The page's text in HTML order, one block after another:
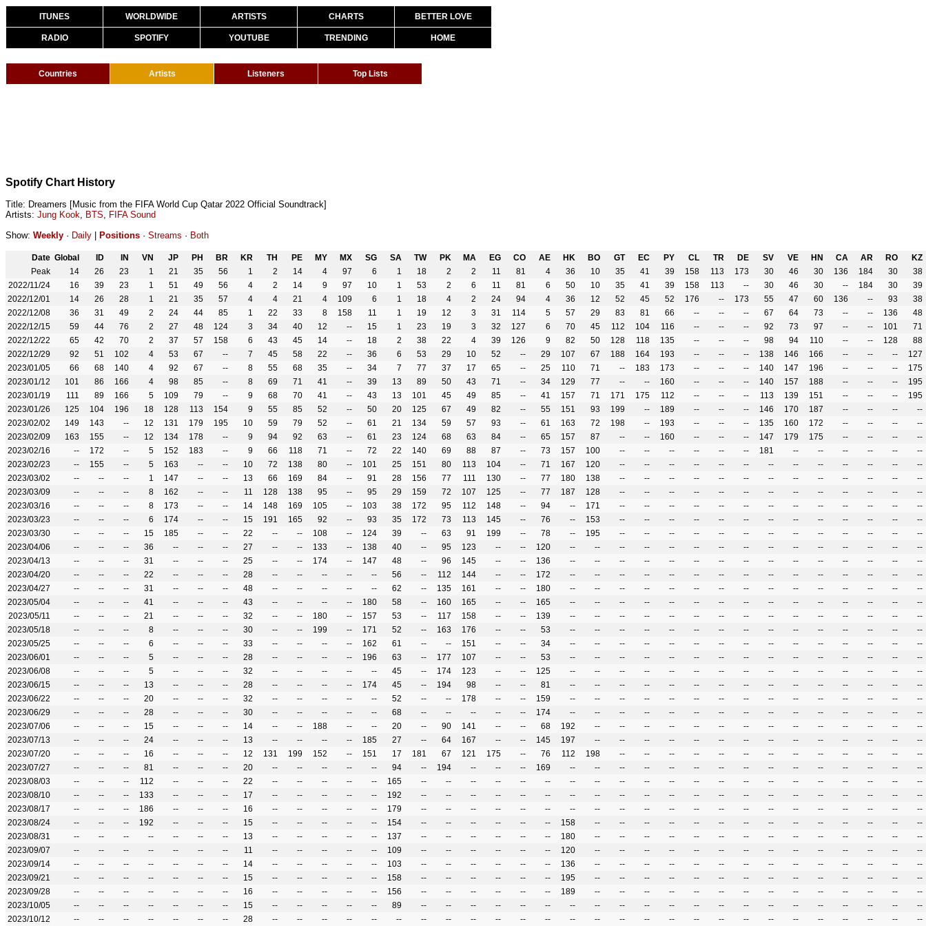
ITUNES WORLDWIDE ARTISTS CHARTS BETTER LOVE
RADIO SPOTIFY YOUTUBE TRENDING HOME
Countries Artists Listeners Top Lists
Spotify Chart History
Title: Dreamers [Music from the FIFA World Cup Qatar 2022 Official Soundtrack]
Artists: Jung Kook, BTS, FIFA Sound
Show: Weekly · Daily Positions · Streams · Both
Date Global ID IN VN JP PH BR KR TH PE MY MX SG SA TW PK MA EG CO AE HK BO GT EC PY CL TR DE SV VE HN CA AR RO
KZ
Peak
14 26 23 1 21 35 56 1 2 14 4 97 6 1 18 2 2 11 81 4 36 10 35 41 39 158 113 173 30 46 30 136 184 30
38
2022/11/24
16 39 23 1 51 49 56 4 2 14 9 97 10 1 53 2 6 11 81 6 50 10 35 41 39 158 113 -- 30 46 30 -- 184 30
39
2022/12/01
14 26 28 1 21 35 57 4 4 21 4 109 6 1 18 4 2 24 94 4 36 12 52 45 52 176 -- 173 55 47 60 136 -- 93
38
2022/12/08
36 31 49 2 24 44 85 1 22 33 8 158 11 1 19 12 3 31 114 5 57 29 83 81 66 -- -- -- 67 64 73 -- -- 136
48
2022/12/15
59 44 76 2 27 48 124 3 34 40 12 -- 15 1 23 19 3 32 127 6 70 45 112 104 116 -- -- -- 92 73 97 -- -- 101
71
2022/12/22
65 42 70 2 37 57 158 6 43 45 14 -- 18 2 38 22 4 39 126 9 82 50 128 118 135 -- -- -- 98 94 110 -- -- 128
88
2022/12/29
92 51 102 4 53 67 -- 7 45 58 22 -- 36 6 53 29 10 52 -- 29 107 67 188 164 193 -- -- -- 138 146 166 -- -- --
127
2023/01/05
66 68 140 4 92 67 -- 8 55 68 35 -- 34 7 77 37 17 65 -- 25 110 71 -- 183 173 -- -- -- 140 147 196 -- -- --
175
2023/01/12
101 86 166 4 98 85 -- 8 69 71 41 -- 39 13 89 50 43 71 -- 34 129 77 -- -- 160 -- -- -- 140 157 188 -- -- --
195
2023/01/19
111 89 166 5 109 79 -- 9 68 70 41 -- 43 13 101 45 49 85 -- 41 157 71 171 175 112 -- -- -- 113 139 151 -- -- --
195
2023/01/26
125 104 196 18 128 113 154 9 55 85 52 -- 50 20 125 67 49 82 -- 55 151 93 199 -- 189 -- -- -- 146 170 187 -- -- --
--
2023/02/02
149 143 -- 12 131 179 195 10 59 79 52 -- 61 21 134 59 57 93 -- 61 163 72 198 -- 193 -- -- -- 135 160 172 -- -- --
--
2023/02/09
163 155 -- 12 134 178 -- 9 94 92 63 -- 61 23 124 68 63 84 -- 65 157 87 -- -- 160 -- -- -- 147 179 175 -- -- --
--
2023/02/16
-- 172 -- 5 152 183 -- 9 66 118 71 -- 72 22 140 69 88 87 -- 73 157 100 -- -- -- -- -- -- 181 -- -- -- -- --
--
2023/02/23
-- 155 -- 5 163 -- -- 10 72 138 80 -- 101 25 151 80 113 104 -- 71 167 120 -- -- -- -- -- -- -- -- -- -- -- --
--
2023/03/02
-- -- -- 1 147 -- -- 13 66 169 84 -- 91 28 156 77 111 130 -- 77 180 138 -- -- -- -- -- -- -- -- -- -- -- --
--
2023/03/09
-- -- -- 8 162 -- -- 11 128 138 95 -- 95 29 159 72 107 125 -- 77 187 128 -- -- -- -- -- -- -- -- -- -- -- --
--
2023/03/16
-- -- -- 8 173 -- -- 14 148 169 105 -- 103 38 172 95 112 148 -- 94 -- 171 -- -- -- -- -- -- -- -- -- -- -- --
--
2023/03/23
-- -- -- 6 174 -- -- 15 191 165 92 -- 93 35 172 73 113 145 -- 76 -- 153 -- -- -- -- -- -- -- -- -- -- -- --
--
2023/03/30
-- -- -- 15 185 -- -- 22 -- -- 108 -- 124 39 -- 63 91 199 -- 78 -- 195 -- -- -- -- -- -- -- -- -- -- -- --
--
2023/04/06
-- -- -- 36 -- -- -- 27 -- -- 133 -- 138 40 -- 95 123 -- -- 120 -- -- -- -- -- -- -- -- -- -- -- -- -- --
--
2023/04/13
-- -- -- 31 -- -- -- 25 -- -- 174 -- 147 48 -- 96 145 -- -- 136 -- -- -- -- -- -- -- -- -- -- -- -- -- --
--
2023/04/20
-- -- -- 22 -- -- -- 28 -- -- -- -- -- 56 -- 112 144 -- -- 172 -- -- -- -- -- -- -- -- -- -- -- -- -- --
--
2023/04/27
-- -- -- 31 -- -- -- 48 -- -- -- -- -- 62 -- 135 161 -- -- 180 -- -- -- -- -- -- -- -- -- -- -- -- -- --
--
2023/05/04
-- -- -- 41 -- -- -- 43 -- -- -- -- 180 58 -- 160 165 -- -- 165 -- -- -- -- -- -- -- -- -- -- -- -- -- --
--
2023/05/11
-- -- -- 21 -- -- -- 32 -- -- 180 -- 157 53 -- 117 158 -- -- 139 -- -- -- -- -- -- -- -- -- -- -- -- -- --
--
2023/05/18
-- -- -- 8 -- -- -- 30 -- -- 199 -- 171 52 -- 163 176 -- -- 53 -- -- -- -- -- -- -- -- -- -- -- -- -- --
--
2023/05/25
-- -- -- 6 -- -- -- 33 -- -- -- -- 162 61 -- -- 151 -- -- 34 -- -- -- -- -- -- -- -- -- -- -- -- -- --
--
2023/06/01
-- -- -- 5 -- -- -- 28 -- -- -- -- 196 63 -- 177 107 -- -- 53 -- -- -- -- -- -- -- -- -- -- -- -- -- --
--
2023/06/08
-- -- -- 5 -- -- -- 32 -- -- -- -- -- 45 -- 174 123 -- -- 125 -- -- -- -- -- -- -- -- -- -- -- -- -- --
--
2023/06/15
-- -- -- 13 -- -- -- 28 -- -- -- -- 174 45 -- 194 98 -- -- 81 -- -- -- -- -- -- -- -- -- -- -- -- -- --
--
2023/06/22
-- -- -- 20 -- -- -- 32 -- -- -- -- -- 52 -- -- 178 -- -- 159 -- -- -- -- -- -- -- -- -- -- -- -- -- --
--
2023/06/29
-- -- -- 28 -- -- -- 30 -- -- -- -- -- 68 -- -- -- -- -- 174 -- -- -- -- -- -- -- -- -- -- -- -- -- --
--
2023/07/06
-- -- -- 15 -- -- -- 14 -- -- 188 -- -- 20 -- 90 141 -- -- 68 192 -- -- -- -- -- -- -- -- -- -- -- -- --
--
2023/07/13
-- -- -- 24 -- -- -- 13 -- -- -- -- 185 27 -- 64 167 -- -- 145 197 -- -- -- -- -- -- -- -- -- -- -- -- --
--
2023/07/20
-- -- -- 16 -- -- -- 12 131 199 152 -- 151 17 181 67 121 175 -- 76 112 198 -- -- -- -- -- -- -- -- -- -- -- --
--
2023/07/27
-- -- -- 81 -- -- -- 20 -- -- -- -- -- 94 -- 194 -- -- -- 169 -- -- -- -- -- -- -- -- -- -- -- -- -- --
--
2023/08/03
-- -- -- 112 -- -- -- 22 -- -- -- -- -- 165 -- -- -- -- -- -- -- -- -- -- -- -- -- -- -- -- -- -- -- --
--
2023/08/10
-- -- -- 133 -- -- -- 17 -- -- -- -- -- 192 -- -- -- -- -- -- -- -- -- -- -- -- -- -- -- -- -- -- -- --
--
2023/08/17
-- -- -- 186 -- -- -- 16 -- -- -- -- -- 179 -- -- -- -- -- -- -- -- -- -- -- -- -- -- -- -- -- -- -- --
--
2023/08/24
-- -- -- 192 -- -- -- 15 -- -- -- -- -- 154 -- -- -- -- -- -- 158 -- -- -- -- -- -- -- -- -- -- -- -- --
--
2023/08/31
-- -- -- -- -- -- -- 13 -- -- -- -- -- 137 -- -- -- -- -- -- 180 -- -- -- -- -- -- -- -- -- -- -- -- --
--
2023/09/07
-- -- -- -- -- -- -- 11 -- -- -- -- -- 109 -- -- -- -- -- -- 120 -- -- -- -- -- -- -- -- -- -- -- -- --
--
2023/09/14
-- -- -- -- -- -- -- 14 -- -- -- -- -- 103 -- -- -- -- -- -- 136 -- -- -- -- -- -- -- -- -- -- -- -- --
--
2023/09/21
-- -- -- -- -- -- -- 15 -- -- -- -- -- 158 -- -- -- -- -- -- 195 -- -- -- -- -- -- -- -- -- -- -- -- --
--
2023/09/28
-- -- -- -- -- -- -- 16 -- -- -- -- -- 156 -- -- -- -- -- -- 189 -- -- -- -- -- -- -- -- -- -- -- -- --
--
2023/10/05
-- -- -- -- -- -- -- 15 -- -- -- -- -- 89 -- -- -- -- -- -- -- -- -- -- -- -- -- -- -- -- -- -- -- --
--
2023/10/12
-- -- -- -- -- -- -- 28 -- -- -- -- -- -- -- -- -- -- -- -- -- -- -- -- -- -- -- -- -- -- -- -- -- --
--